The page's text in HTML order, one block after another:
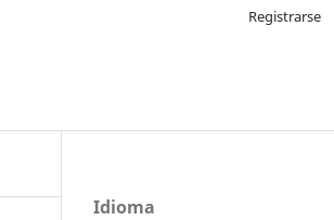
Registrarse
Idioma